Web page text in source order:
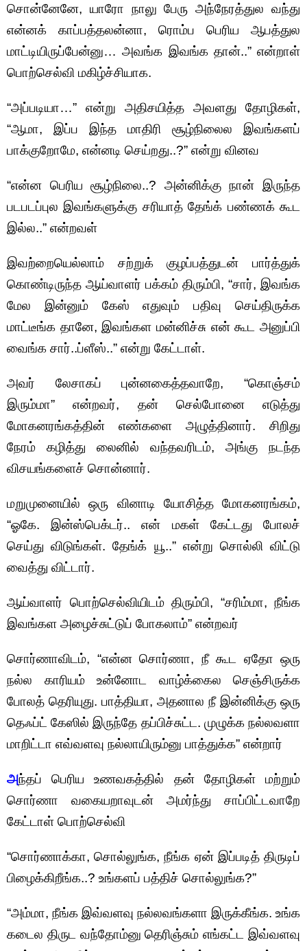
சொன்னேனே, யாரோ நாலு பேரு அந்நேரத்துல வந்து
என்னக் காப்பத்தலன்னா, ரொம்ப பெரிய ஆபத்துல
மாட்டியிருப்பேன்னு… அவங்க இவங்க தான்..” என்றாள்
பொற்செல்வி மகிழ்ச்சியாக.
“அப்படியா…” என்று அதிசயித்த அவளது தோழிகள்,
“ஆமா, இப்ப இந்த மாதிரி சூழ்நிலைல இவங்களப்
பாக்குறோமே, என்னடி செய்றது..?” என்று வினவ
“என்ன பெரிய சூழ்நிலை..? அன்னிக்கு நான் இருந்த
படபடப்புல இவங்களுக்கு சரியாத் தேங்க் பண்ணக் கூட
இல்ல..” என்றவள்
இவற்றையெல்லாம் சற்றுக் குழப்பத்துடன் பார்த்துக்
கொண்டிருந்த ஆய்வாளர் பக்கம் திரும்பி, “சார், இவங்க
மேல இன்னும் கேஸ் எதுவும் பதிவு செய்திருக்க
மாட்டீங்க தானே, இவங்கள மன்னிச்சு என் கூட அனுப்பி
வைங்க சார்..ப்ளீஸ்..” என்று கேட்டாள்.
அவர் லேசாகப் புன்னகைத்தவாறே, “கொஞ்சம்
இரும்மா” என்றவர், தன் செல்போனை எடுத்து
மோகனரங்கத்தின் எண்களை அழுத்தினார். சிறிது
நேரம் கழித்து லைனில் வந்தவரிடம், அங்கு நடந்த
விசயங்களைச் சொன்னார்.
மறுமுனையில் ஒரு வினாடி யோசித்த மோகனரங்கம்,
“ஓகே. இன்ஸ்பெக்டர்.. என் மகள் கேட்டது போலச்
செய்து விடுங்கள். தேங்க் யூ..” என்று சொல்லி விட்டு
வைத்து விட்டார்.
ஆய்வாளர் பொற்செல்வியிடம் திரும்பி, “சரிம்மா, நீங்க
இவங்கள அழைச்சுட்டுப் போகலாம்” என்றவர்
சொர்ணாவிடம், “என்ன சொர்ணா, நீ கூட ஏதோ ஒரு
நல்ல காரியம் உன்னோட வாழ்க்கைல செஞ்சிருக்க
போலத் தெரியுது. பாத்தியா, அதனால நீ இன்னிக்கு ஒரு
தெஃப்ட் கேஸில் இருந்தே தப்பிச்சுட்ட. முழுக்க நல்லவளா
மாறிட்டா எவ்வளவு நல்லாயிரும்னு பாத்துக்க” என்றார்
அந்தப் பெரிய உணவகத்தில் தன் தோழிகள் மற்றும்
சொர்ணா வகையறாவுடன் அமர்ந்து சாப்பிட்டவாறே
கேட்டாள் பொற்செல்வி
“சொர்ணாக்கா, சொல்லுங்க, நீங்க ஏன் இப்படித் திருடிப்
பிழைக்கிறீங்க..? உங்களப் பத்திச் சொல்லுங்க?”
“அம்மா, நீங்க இவ்வளவு நல்லவங்களா இருக்கீங்க. உங்க
கடைல திருட வந்தோம்னு தெரிஞ்சும் எங்கட்ட இவ்வளவு